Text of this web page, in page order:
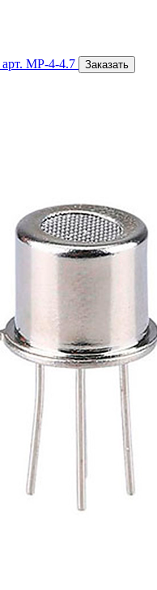
арт. МР-4-4.7 Заказать